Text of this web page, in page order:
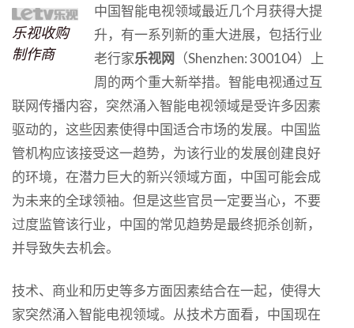
乐视收购
制作商
中国智能电视领域最近几个月获得大提
升，有一系列新的重大进展，包括行业
老行家乐视网 （Shenzhen: 300104）上
周的两个重大新举措。智能电视通过互
联网传播内容，突然涌入智能电视领域是受许多因素
驱动的，这些因素使得中国适合市场的发展。中国监
管机构应该接受这一趋势，为该行业的发展创建良好
的环境，在潜力巨大的新兴领域方面，中国可能会成
为未来的全球领袖。但是这些官员一定要当心，不要
过度监管该行业，中国的常见趋势是最终扼杀创新，
并导致失去机会。
技术、商业和历史等多方面因素结合在一起，使得大
家突然涌入智能电视领域。从技术方面看，中国现在